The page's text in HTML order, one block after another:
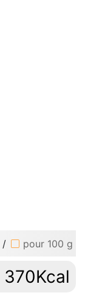
/ pour 100 g
370Kcal